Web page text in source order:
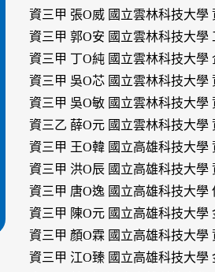
資三甲 張O威 國立雲林科技大學
資三甲 郭O安 國立雲林科技大學
資三甲 丁O純 國立雲林科技大學
資三甲 吳O芯 國立雲林科技大學
資三甲 吳O敏 國立雲林科技大學
資三乙 薛O元 國立雲林科技大學
資三甲 王O韓 國立高雄科技大學
資三甲 洪O辰 國立高雄科技大學
資三甲 唐O逸 國立高雄科技大學
資三甲 陳O元 國立高雄科技大學
資三甲 顏O霖 國立高雄科技大學
資三甲 江O臻 國立高雄科技大學